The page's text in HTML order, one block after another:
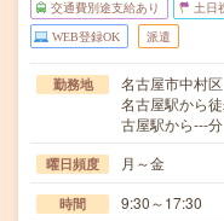
交通費別途支給あり 土日
WEB登録OK 派遣
勤務地
名古屋市中村区
名古屋駅から
古屋駅から---分
曜日頻度 月～金
時間 9:30～17:30